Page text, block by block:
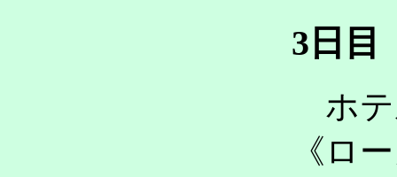
3日目
ホテ
《ロ